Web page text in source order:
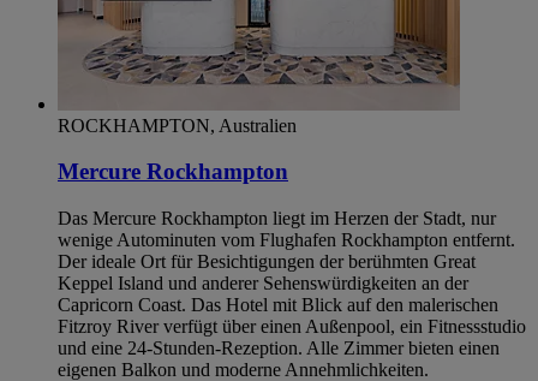
ROCKHAMPTON, Australien
Mercure Rockhampton
Das Mercure Rockhampton liegt im Herzen der Stadt, nur
wenige Autominuten vom Flughafen Rockhampton entfernt.
Der ideale Ort für Besichtigungen der berühmten Great
Keppel Island und anderer Sehenswürdigkeiten an der
Capricorn Coast. Das Hotel mit Blick auf den malerischen
Fitzroy River verfügt über einen Außenpool, ein Fitnessstudio
und eine 24-Stunden-Rezeption. Alle Zimmer bieten einen
eigenen Balkon und moderne Annehmlichkeiten.